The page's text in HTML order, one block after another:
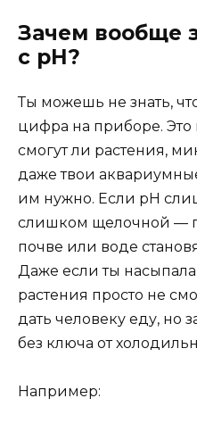
Зачем вообще
с pH?
Ты можешь не знать,
цифра на приборе.
смогут ли растения,
даже твои
им нужно. Если pH
слишком щелочной —
почве или воде
Даже если ты
растения просто не
дать человеку еду, но
без ключа от
Например: